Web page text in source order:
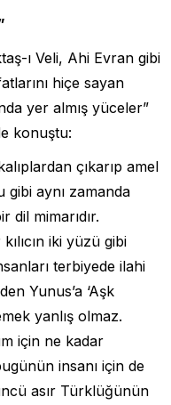
ı Veli, Ahi Evran gibi
hiçe sayan
yer almış yüceler”
konuştu:
çıkarıp amel
aynı zamanda
dil mimarıdır.
iki yüzü gibi
terbiyede ilahi
Yunus’a ‘Aşk
yanlış olmaz.
için ne kadar
insanı için de
asır Türklüğünün